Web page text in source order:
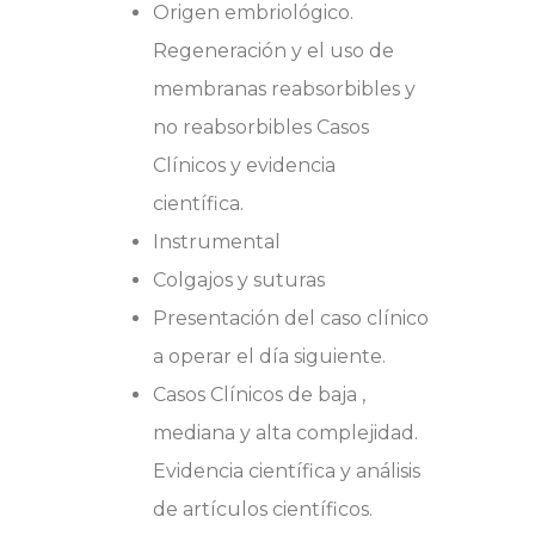
Origen embriológico.
Regeneración y el uso de
membranas reabsorbibles y
no reabsorbibles Casos
Clínicos y evidencia
científica.
Instrumental
Colgajos y suturas
Presentación del caso clínico
a operar el día siguiente.
Casos Clínicos de baja ,
mediana y alta complejidad.
Evidencia científica y análisis
de artículos científicos.